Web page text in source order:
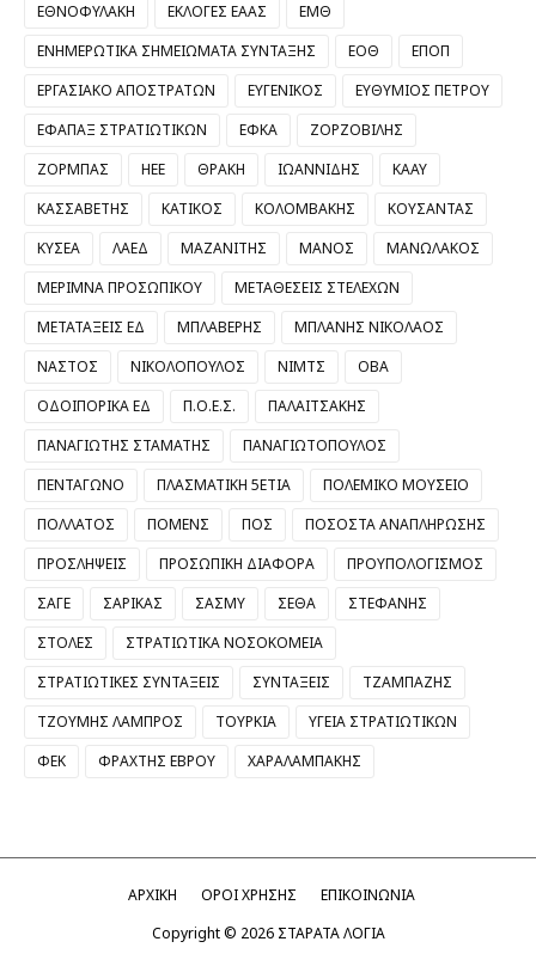
ΕΘΝΟΦΥΛΑΚΗ
ΕΚΛΟΓΕΣ ΕΑΑΣ
ΕΜΘ
ΕΝΗΜΕΡΩΤΙΚΑ ΣΗΜΕΙΩΜΑΤΑ ΣΥΝΤΑΞΗΣ
ΕΟΘ
ΕΠΟΠ
ΕΡΓΑΣΙΑΚΟ ΑΠΟΣΤΡΑΤΩΝ
ΕΥΓΕΝΙΚΟΣ
ΕΥΘΥΜΙΟΣ ΠΕΤΡΟΥ
ΕΦΑΠΑΞ ΣΤΡΑΤΙΩΤΙΚΩΝ
ΕΦΚΑ
ΖΟΡΖΟΒΙΛΗΣ
ΖΟΡΜΠΑΣ
ΗΕΕ ΘΡΑΚΗ ΙΩΑΝΝΙΔΗΣ
ΚΑΑΥ
ΚΑΣΣΑΒΕΤΗΣ
ΚΑΤΙΚΟΣ ΚΟΛΟΜΒΑΚΗΣ
ΚΟΥΣΑΝΤΑΣ
ΚΥΣΕΑ
ΛΑΕΔ ΜΑΖΑΝΙΤΗΣ ΜΑΝΟΣ
ΜΑΝΩΛΑΚΟΣ
ΜΕΡΙΜΝΑ ΠΡΟΣΩΠΙΚΟΥ
ΜΕΤΑΘΕΣΕΙΣ ΣΤΕΛΕΧΩΝ
ΜΕΤΑΤΑΞΕΙΣ ΕΔ
ΜΠΛΑΒΕΡΗΣ
ΜΠΛΑΝΗΣ ΝΙΚΟΛΑΟΣ
ΝΑΣΤΟΣ
ΝΙΚΟΛΟΠΟΥΛΟΣ ΝΙΜΤΣ
ΟΒΑ
ΟΔΟΙΠΟΡΙΚΑ ΕΔ
Π.Ο.Ε.Σ.
ΠΑΛΑΙΤΣΑΚΗΣ
ΠΑΝΑΓΙΩΤΗΣ ΣΤΑΜΑΤΗΣ
ΠΑΝΑΓΙΩΤΟΠΟΥΛΟΣ
ΠΕΝΤΑΓΩΝΟ
ΠΛΑΣΜΑΤΙΚΗ 5ΕΤΙΑ
ΠΟΛΕΜΙΚΟ ΜΟΥΣΕΙΟ
ΠΟΛΛΑΤΟΣ
ΠΟΜΕΝΣ ΠΟΣ
ΠΟΣΟΣΤΑ ΑΝΑΠΛΗΡΩΣΗΣ
ΠΡΟΣΛΗΨΕΙΣ
ΠΡΟΣΩΠΙΚΗ ΔΙΑΦΟΡΑ
ΠΡΟΥΠΟΛΟΓΙΣΜΟΣ
ΣΑΓΕ
ΣΑΡΙΚΑΣ ΣΑΣΜΥ ΣΕΘΑ
ΣΤΕΦΑΝΗΣ
ΣΤΟΛΕΣ
ΣΤΡΑΤΙΩΤΙΚΑ ΝΟΣΟΚΟΜΕΙΑ
ΣΤΡΑΤΙΩΤΙΚΕΣ ΣΥΝΤΑΞΕΙΣ
ΣΥΝΤΑΞΕΙΣ
ΤΖΑΜΠΑΖΗΣ
ΤΖΟΥΜΗΣ ΛΑΜΠΡΟΣ
ΤΟΥΡΚΙΑ
ΥΓΕΙΑ ΣΤΡΑΤΙΩΤΙΚΩΝ
ΦΕΚ
ΦΡΑΧΤΗΣ ΕΒΡΟΥ ΧΑΡΑΛΑΜΠΑΚΗΣ
ΑΡΧΙΚΗ ΟΡΟΙ ΧΡΗΣΗΣ
ΕΠΙΚΟΙΝΩΝΙΑ
Copyright © 2026 ΣΤΑΡΑΤΑ ΛΟΓΙΑ